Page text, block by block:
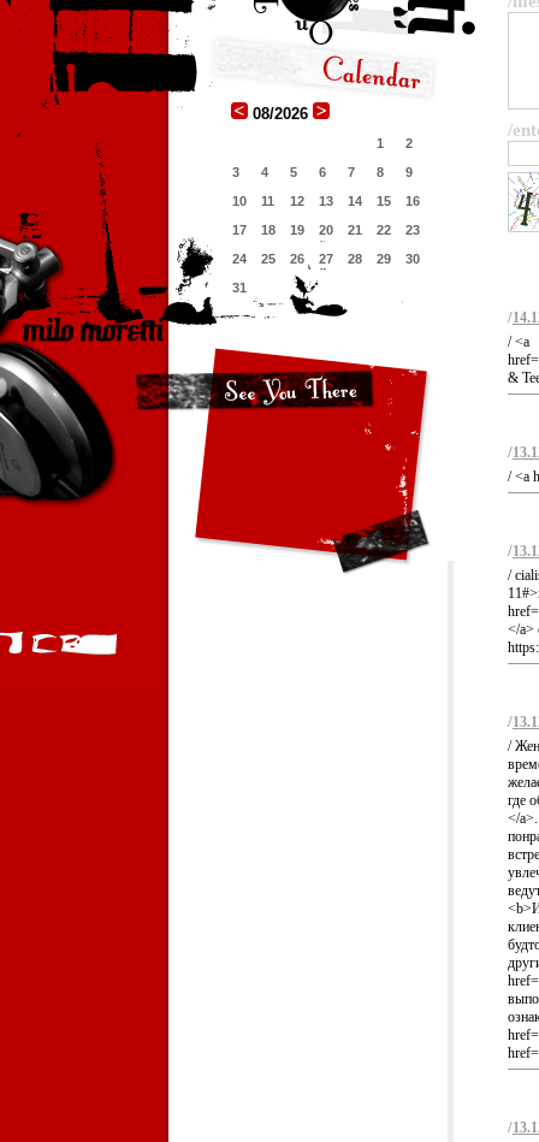
08/2026
1
2
3
4 5 6 7 8
9
10
11 12 13 14 15
16
17
18 19 20 21 22
23
24
25 26 27 28 29
30
31
/
/
/ <a
&
/
/ <a
/
/
</a>
/
/
где
</
/